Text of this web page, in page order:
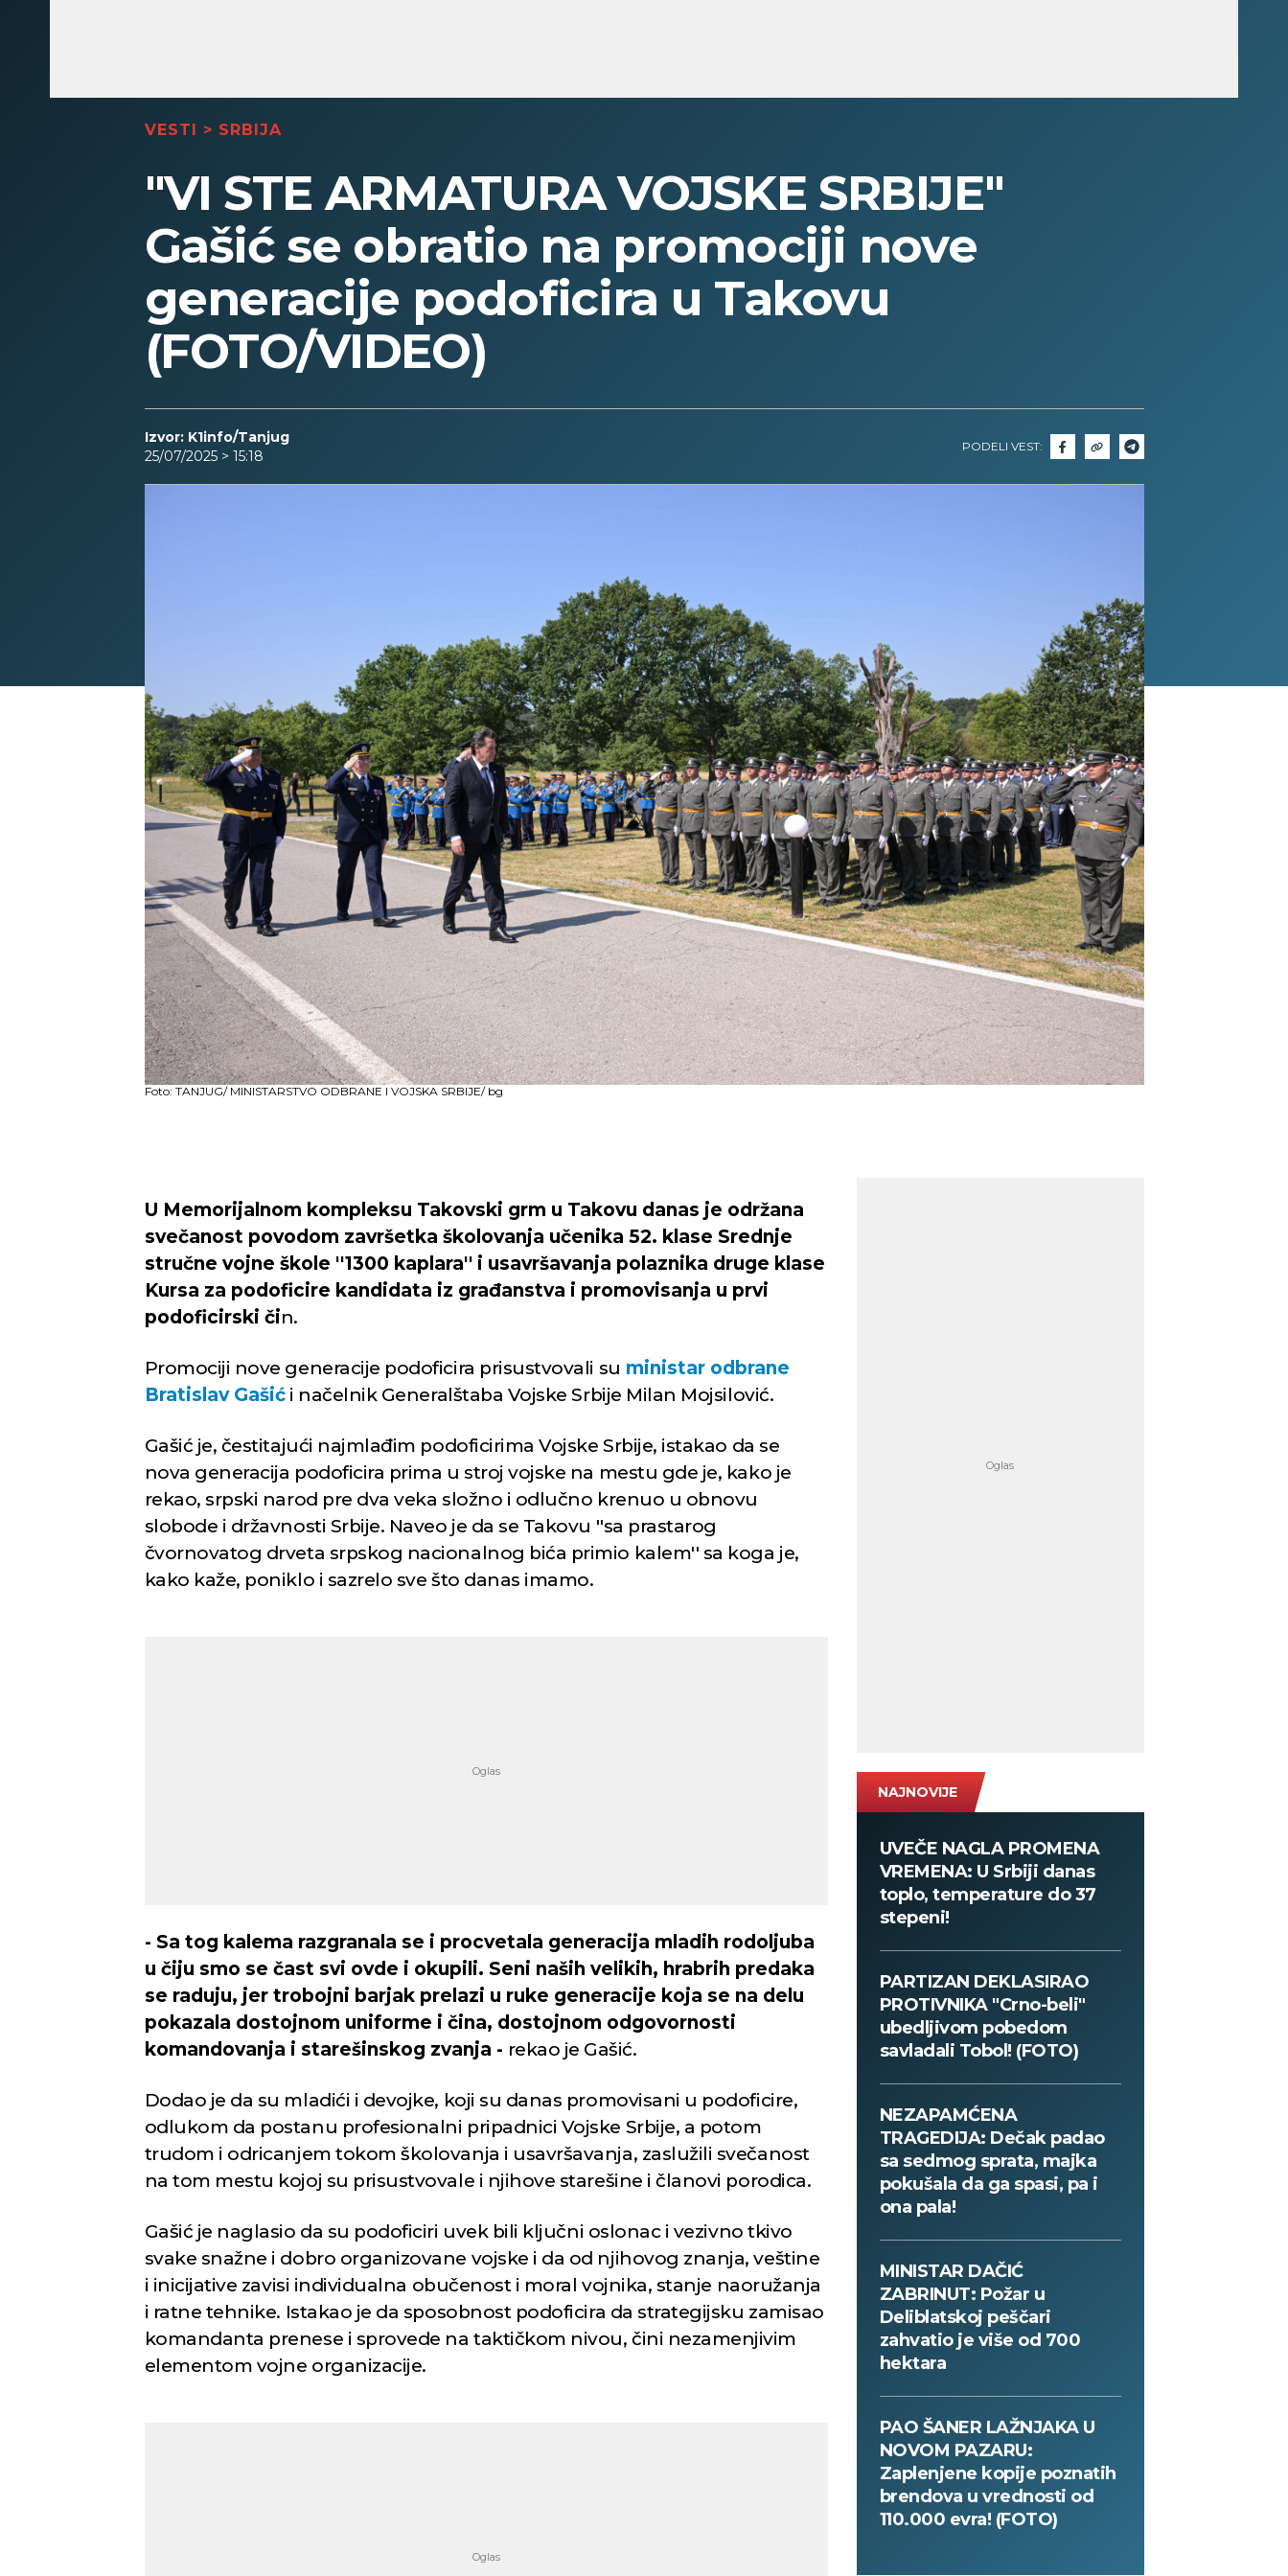
VESTI > SRBIJA
"VI STE ARMATURA VOJSKE SRBIJE"
Gašić se obratio na promociji nove
generacije podoficira u Takovu
(FOTO/VIDEO)
Izvor: K1info/Tanjug
25/07/2025 > 15:18
PODELI VEST:
Foto: TANJUG/ MINISTARSTVO ODBRANE I VOJSKA SRBIJE/ bg
U Memorijalnom kompleksu Takovski grm u Takovu danas je održana
svečanost povodom završetka školovanja učenika 52. klase Srednje
stručne vojne škole ''1300 kaplara'' i usavršavanja polaznika druge klase
Kursa za podoficire kandidata iz građanstva i promovisanja u prvi
podoficirski čin.
Promociji nove generacije podoficira prisustvovali su ministar odbrane
Bratislav Gašići načelnik Generalštaba Vojske Srbije Milan Mojsilović.
Gašić je, čestitajući najmlađim podoficirima Vojske Srbije, istakao da se
nova generacija podoficira prima u stroj vojske na mestu gde je, kako je
rekao, srpski narod pre dva veka složno i odlučno krenuo u obnovu
slobode i državnosti Srbije. Naveo je da se Takovu ''sa prastarog
čvornovatog drveta srpskog nacionalnog bića primio kalem'' sa koga je,
kako kaže, poniklo i sazrelo sve što danas imamo.
- Sa tog kalema razgranala se i procvetala generacija mladih rodoljuba
u čiju smo se čast svi ovde i okupili. Seni naših velikih, hrabrih predaka
se raduju, jer trobojni barjak prelazi u ruke generacije koja se na delu
pokazala dostojnom uniforme i čina, dostojnom odgovornosti
komandovanja i starešinskog zvanja - rekao je Gašić.
Dodao je da su mladići i devojke, koji su danas promovisani u podoficire,
odlukom da postanu profesionalni pripadnici Vojske Srbije, a potom
trudom i odricanjem tokom školovanja i usavršavanja, zaslužili svečanost
na tom mestu kojoj su prisustvovale i njihove starešine i članovi porodica.
Gašić je naglasio da su podoficiri uvek bili ključni oslonac i vezivno tkivo
svake snažne i dobro organizovane vojske i da od njihovog znanja, veštine
i inicijative zavisi individualna obučenost i moral vojnika, stanje naoružanja
i ratne tehnike. Istakao je da sposobnost podoficira da strategijsku zamisao
komandanta prenese i sprovede na taktičkom nivou, čini nezamenjivim
elementom vojne organizacije.
NAJNOVIJE
UVEČE NAGLA PROMENA
VREMENA: U Srbiji danas
toplo, temperature do 37
stepeni!
PARTIZAN DEKLASIRAO
PROTIVNIKA "Crno-beli"
ubedljivom pobedom
savladali Tobol! (FOTO)
NEZAPAMĆENA
TRAGEDIJA: Dečak padao
sa sedmog sprata, majka
pokušala da ga spasi, pa i
ona pala!
MINISTAR DAČIĆ
ZABRINUT: Požar u
Deliblatskoj peščari
zahvatio je više od 700
hektara
PAO ŠANER LAŽNJAKA U
NOVOM PAZARU:
Zaplenjene kopije poznatih
brendova u vrednosti od
110.000 evra! (FOTO)